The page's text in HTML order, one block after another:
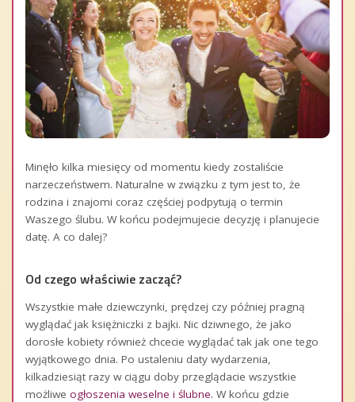
Minęło kilka miesięcy od momentu kiedy zostaliście
narzeczeństwem. Naturalne w związku z tym jest to, że
rodzina i znajomi coraz częściej podpytują o termin
Waszego ślubu. W końcu podejmujecie decyzję i planujecie
datę. A co dalej?
Od czego właściwie zacząć?
Wszystkie małe dziewczynki, prędzej czy później pragną
wyglądać jak księżniczki z bajki. Nic dziwnego, że jako
dorosłe kobiety również chcecie wyglądać tak jak one tego
wyjątkowego dnia. Po ustaleniu daty wydarzenia,
kilkadziesiąt razy w ciągu doby przeglądacie wszystkie
możliwe ogłoszenia weselne i ślubne. W końcu gdzie